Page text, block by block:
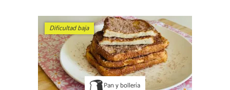
Dificultad baja
Pan y bollería